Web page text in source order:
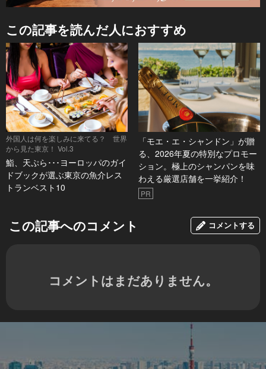
この記事を読んだ人におすすめ
外国人は何を楽しみに来てる？ 世界
から見た東京！ Vol.3
鮨、天ぷら･･･ヨーロッパのガイ
ドブックが選ぶ東京の魚介レス
トランベスト10
「モエ・エ・シャンドン」が贈
る、2026年夏の特別なプロモー
ション。極上のシャンパンを味
わえる厳選店舗を一挙紹介！
PR
この記事へのコメント コメントする
コメントはまだありません。